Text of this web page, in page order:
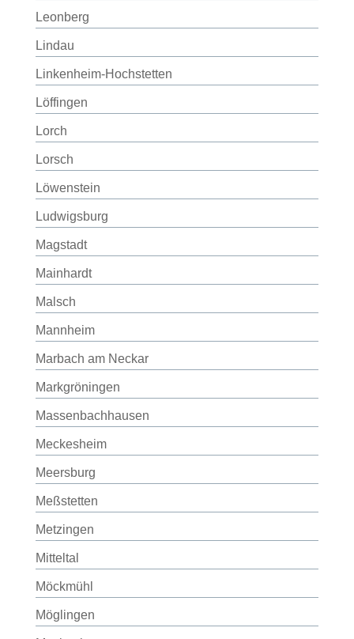
Leonberg
Lindau
Linkenheim-Hochstetten
Löffingen
Lorch
Lorsch
Löwenstein
Ludwigsburg
Magstadt
Mainhardt
Malsch
Mannheim
Marbach am Neckar
Markgröningen
Massenbachhausen
Meckesheim
Meersburg
Meßstetten
Metzingen
Mitteltal
Möckmühl
Möglingen